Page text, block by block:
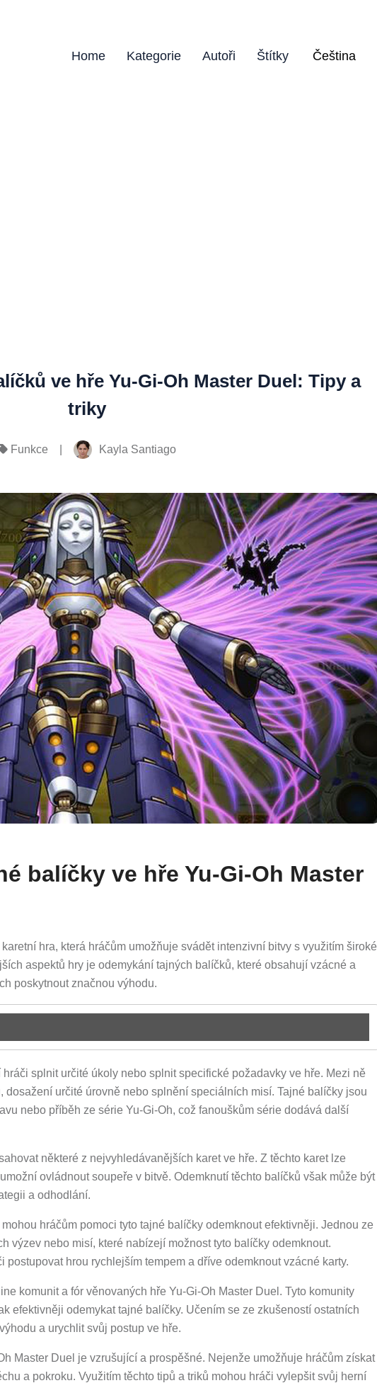
Home Kategorie Autoři Štítky
ve hře Yu-Gi-Oh Master Duel: Tipy a
triky
Funkce Kayla Santiago
balíčky ve hře Yu-Gi-Oh Master
hra, která hráčům umožňuje svádět intenzivní bitvy s využitím široké
aspektů hry je odemykání tajných balíčků, které obsahují vzácné a
poskytnout značnou výhodu.
splnit určité úkoly nebo splnit specifické požadavky ve hře. Mezi ně
dosažení určité úrovně nebo splnění speciálních misí. Tajné balíčky jsou
nebo příběh ze série Yu-Gi-Oh, což fanouškům série dodává další
některé z nejvyhledávanějších karet ve hře. Z těchto karet lze
ovládnout soupeře v bitvě. Odemknutí těchto balíčků však může být
a odhodlání.
hráčům pomoci tyto tajné balíčky odemknout efektivněji. Jednou ze
výzev nebo misí, které nabízejí možnost tyto balíčky odemknout.
hrou rychlejším tempem a dříve odemknout vzácné karty.
komunit a fór věnovaných hře Yu-Gi-Oh Master Duel. Tyto komunity
efektivněji odemykat tajné balíčky. Učením se ze zkušeností ostatních
a urychlit svůj postup ve hře.
Master Duel je vzrušující a prospěšné. Nejenže umožňuje hráčům získat
a pokroku. Využitím těchto tipů a triků mohou hráči vylepšit svůj herní